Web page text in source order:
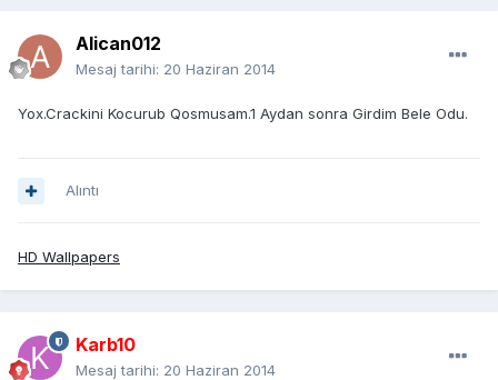
Alican012
Mesaj tarihi: 20 Haziran 2014
Yox.Crackini Kocurub Qosmusam.1 Aydan sonra Girdim Bele Odu.
Alıntı
HD Wallpapers
Karb10
Mesaj tarihi: 20 Haziran 2014